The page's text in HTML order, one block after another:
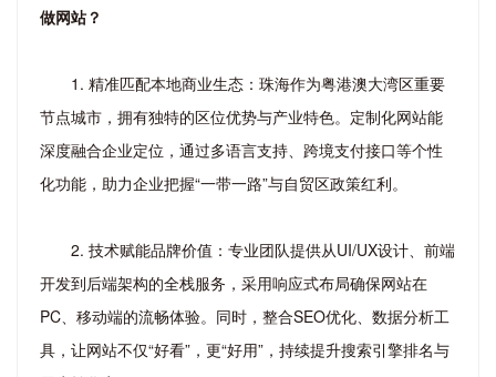
做网站？
1. 精准匹配本地商业生态：珠海作为粤港澳大湾区重要
节点城市，拥有独特的区位优势与产业特色。定制化网站能
深度融合企业定位，通过多语言支持、跨境支付接口等个性
化功能，助力企业把握“一带一路”与自贸区政策红利。
2. 技术赋能品牌价值：专业团队提供从UI/UX设计、前端
开发到后端架构的全栈服务，采用响应式布局确保网站在
PC、移动端的流畅体验。同时，整合SEO优化、数据分析工
具，让网站不仅“好看”，更“好用”，持续提升搜索引擎排名与